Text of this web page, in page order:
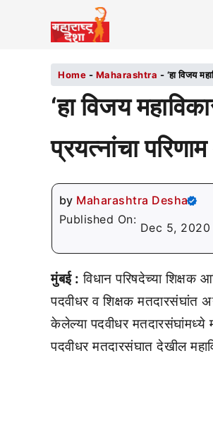
Home - Maharashtra - ‘हा विजय
‘हा विजय
प्रयत्नांचा
by Maharashtra Desha
Published On:
Dec 5, 2020
मुंबई : विधान परिषदेच्या शिक्षक
पदवीधर व शिक्षक मतदारसंघांत
केलेल्या पदवीधर मतदारसंघांमध्ये
पदवीधर मतदारसंघात देखील